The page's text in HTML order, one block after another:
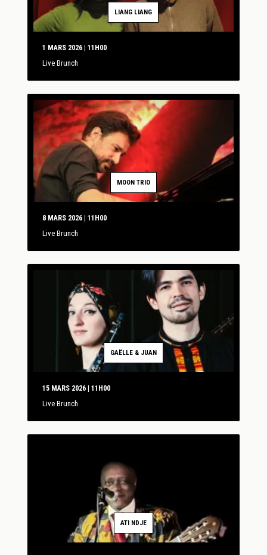
LIANG LIANG
1 MARS 2026 | 11H00
Live Brunch
MOON TRIO
8 MARS 2026 | 11H00
Live Brunch
GAËLLE & JUAN
15 MARS 2026 | 11H00
Live Brunch
ATI NDJE